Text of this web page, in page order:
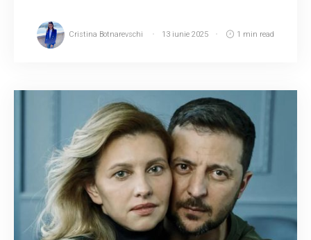
Cristina Botnarevschi 13 iunie 2025 1 min read